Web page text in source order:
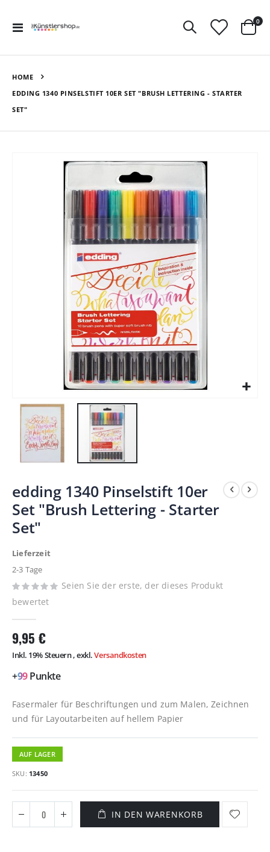
Navigation
0
HOME
EDDING 1340 PINSELSTIFT 10ER SET "BRUSH LETTERING - STARTER
SET"
Anfang
der
Bildergalerie
edding 1340 Pinselstift 10er
Set "Brush Lettering - Starter
Set"
Lieferzeit
2-3 Tage
Seien Sie der erste, der dieses Produkt
bewertet
9,95 €
Inkl. 19% Steuern,exkl.Versandkosten
+99Punkte
Fasermaler für Beschriftungen und zum Malen, Zeichnen
und für Layoutarbeiten auf hellem Papier
AUF LAGER
SKU 13450
IN DEN WARENKORB